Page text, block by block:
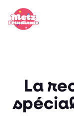
Panneau de
La